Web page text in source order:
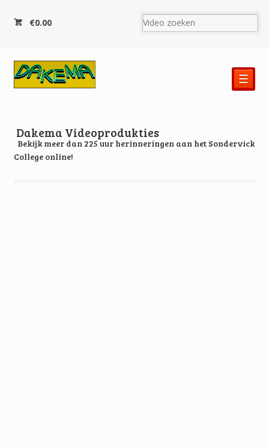
€0.00
☰
Dakema Videoprodukties
Bekijk meer dan 225 uur herinneringen aan het Sondervick
College online!